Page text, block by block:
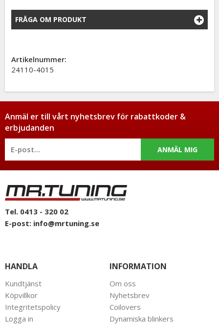
FRÅGA OM PRODUKT
Artikelnummer:
24110-4015
Anmäl er till vårt nyhetsbrev för rabattkoder &
erbjudanden
ANMÄL MIG
Tel. 0413 - 320 02
E-post: info@mrtuning.se
HANDLA
Kundtjänst
Köpvillkor
Integritetspolicy
Logga in
INFORMATION
Om oss
Nyhetsbrev
Coilovers
Dynamiska blinkers